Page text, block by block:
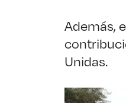
Además,
Unidas.